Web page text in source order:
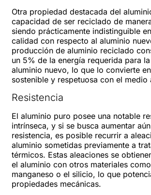
Otra propiedad destacada del
capacidad de ser reciclado de
siendo prácticamente indistinguible
calidad con respecto al aluminio
producción de aluminio reciclado
un 5% de la energía requerida para
aluminio nuevo, lo que lo convierte
sostenible y respetuosa con el medio
Resistencia
El aluminio puro posee una notable
intrínseca, y si se busca aumentar
resistencia, es posible recurrir a
aluminio sometidas previamente a
térmicos. Estas aleaciones se
el aluminio con otros materiales
manganeso o el silicio, lo que
propiedades mecánicas.